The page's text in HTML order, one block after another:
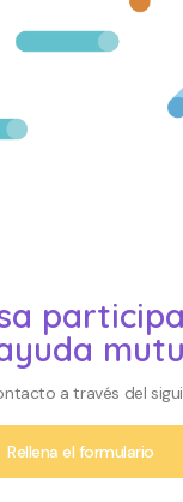
a través del
Rellena el formulario